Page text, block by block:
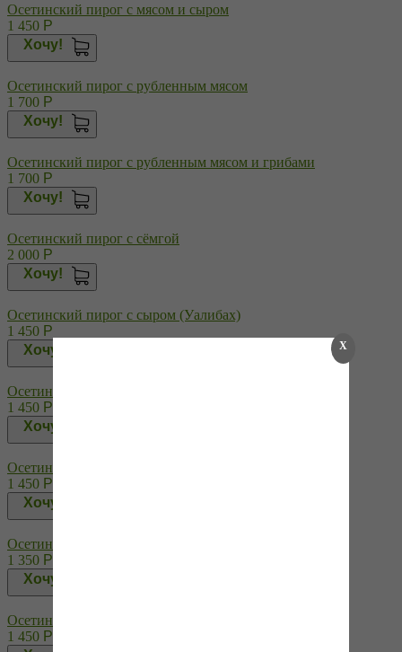
Осетинский пирог с мясом и сыром
1 450 Р
Хочу!
Осетинский пирог с рубленным мясом
1 700 Р
Хочу!
Осетинский пирог с рубленным мясом и грибами
1 700 Р
Хочу!
Осетинский пирог с сёмгой
2 000 Р
Хочу!
Осетинский пирог с сыром (Уалибах)
1 450 Р
Хочу!
Осетинский пирог с сыром и зеленым луком
1 450 Р
Хочу!
Осетинский пирог с сыром и зеленью
1 450 Р
Хочу!
Осетинский пирог с сыром и картошкой
1 350 Р
Хочу!
Осетинский пирог с сыром и репчатым луком
1 450 Р
X